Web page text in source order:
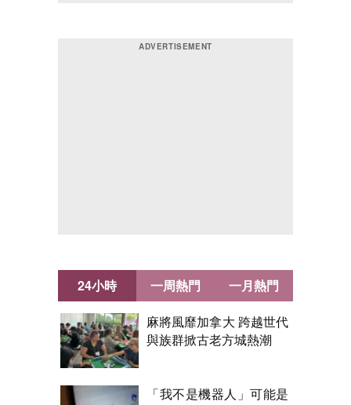
24小時
麻將風靡加拿大 跨越世代
與族群掀古老方城熱潮
「我不是機器人」可能是
一周熱門 一月熱門